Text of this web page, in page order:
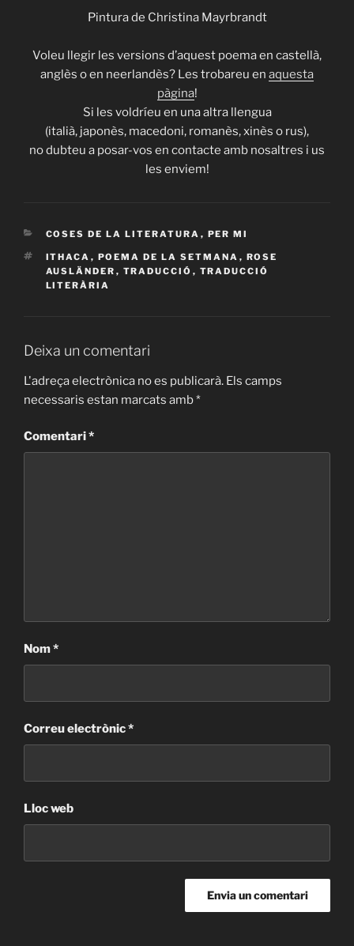
Pintura de Christina Mayrbrandt
Voleu llegir les versions d’aquest poema en castellà,
anglès o en neerlandès? Les trobareu en aquesta
pàgina!
Si les voldríeu en una altra llengua
(italià, japonès, macedoni, romanès, xinès o rus),
no dubteu a posar-vos en contacte amb nosaltres i us
les enviem!
CATEGORIES
COSES DE LA LITERATURA , PER MI
ETIQUETES
ITHACA , POEMA DE LA SETMANA , ROSE
AUSLÄNDER , TRADUCCIÓ , TRADUCCIÓ
LITERÀRIA
Deixa un comentari
L'adreça electrònica no es publicarà. Els camps
necessaris estan marcats amb*
Comentari*
Nom*
Correu electrònic*
Lloc web